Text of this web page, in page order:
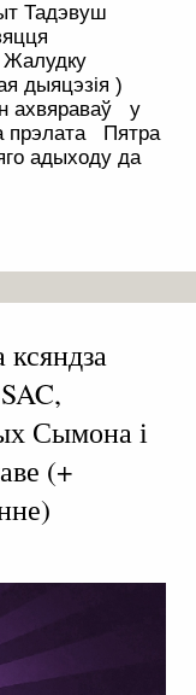
Тадэвуш
дыяцэзія )
ахвяраваў у
прэлата Пятра
адыходу да
Сымона і
(+